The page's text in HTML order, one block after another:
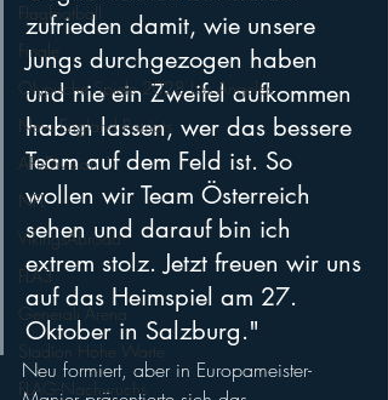
Flagfootball
Finale
Olypische Spiele 2028 Los Angeles
New England Patriots
AFL-Division 1
NFL
VikingsAbroad
FLA3
Generali Arena
Stadion Hohe Warte
FLAG-Nachwuchs
zufrieden damit, wie unsere
Jungs durchgezogen haben
und nie ein Zweifel aufkommen
haben lassen, wer das bessere
Team auf dem Feld ist. So
wollen wir Team Österreich
sehen und darauf bin ich
extrem stolz. Jetzt freuen wir uns
auf das Heimspiel am 27.
Oktober in Salzburg."
Neu formiert, aber in Europameister-